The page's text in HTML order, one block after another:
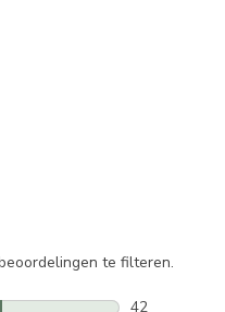
te filteren.
42